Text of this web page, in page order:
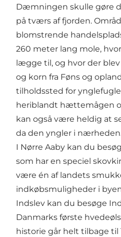
Dæmningen skulle gøre
på tværs af fjorden.
blomstrende
260 meter lang mole,
lægge til, og hvor der
og korn fra Føns og
tilholdssted for
heriblandt hættemågen
kan også være heldig at
da den yngler i
I Nørre Aaby kan du
som har en speciel
være én af landets
indkøbsmuligheder i
Indslev kan du besøge
Danmarks første
historie går helt tilbage til